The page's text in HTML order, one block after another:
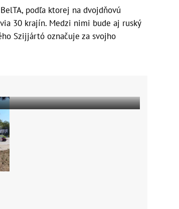
podľa ktorej na dvojdňovú
30 krajín. Medzi nimi bude aj ruský
Szijjártó označuje za svojho